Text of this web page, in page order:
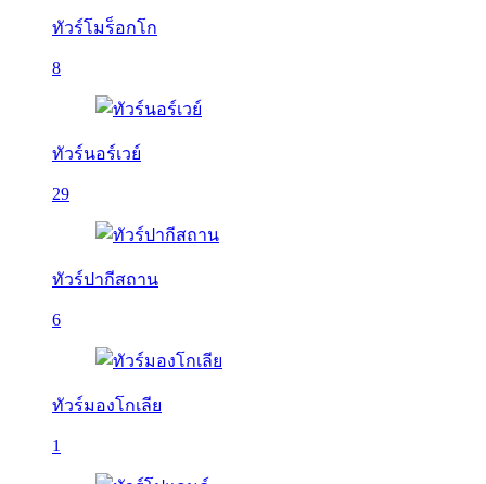
ทัวร์โมร็อกโก
8
ทัวร์นอร์เวย์
29
ทัวร์ปากีสถาน
6
ทัวร์มองโกเลีย
1